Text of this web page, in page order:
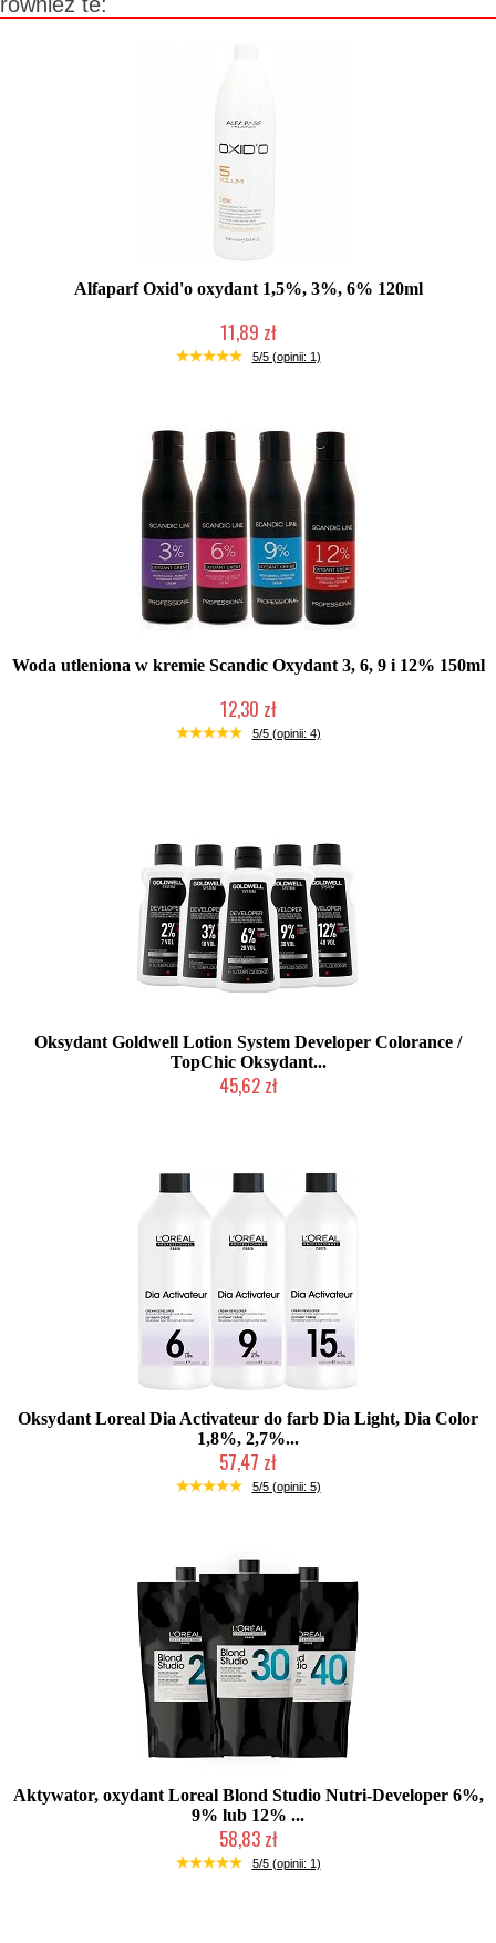
Alfaparf Oxid'o oxydant 1,5%, 3%, 6% 120ml
11,89 zł
Duża ilość (wysyłka w 24h)
5/5 (opinii: 1)
Woda utleniona w kremie Scandic Oxydant 3, 6, 9 i 12% 150ml
12,30 zł
Produkt wycofany
5/5 (opinii: 4)
Oksydant Goldwell Lotion System Developer Colorance /
TopChic Oksydant...
45,62 zł
Oksydant Loreal Dia Activateur do farb Dia Light, Dia Color
1,8%, 2,7%...
57,47 zł
Duża ilość (wysyłka w 24h)
5/5 (opinii: 5)
Aktywator, oxydant Loreal Blond Studio Nutri-Developer 6%,
9% lub 12% ...
58,83 zł
Duża ilość (wysyłka w 24h)
5/5 (opinii: 1)